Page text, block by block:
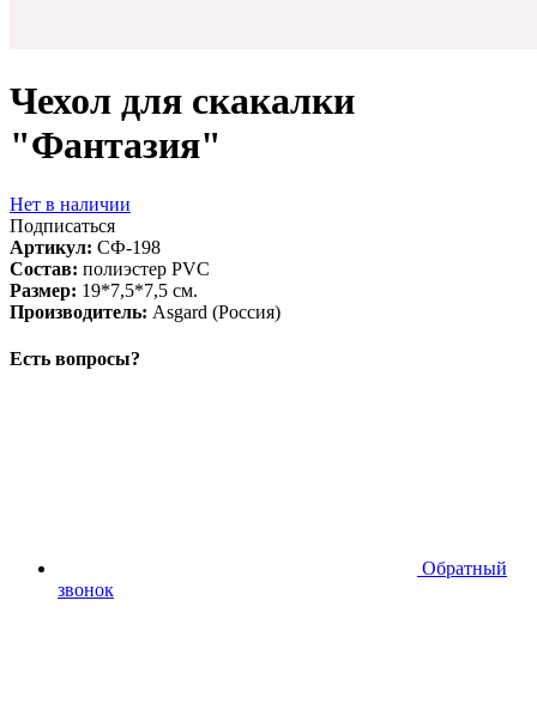
Чехол для скакалки
"Фантазия"
Нет в наличии
Подписаться
Артикул: СФ-198
Состав: полиэстер PVC
Размер: 19*7,5*7,5 см.
Производитель: Asgard (Россия)
Есть вопросы?
Обратный
звонок